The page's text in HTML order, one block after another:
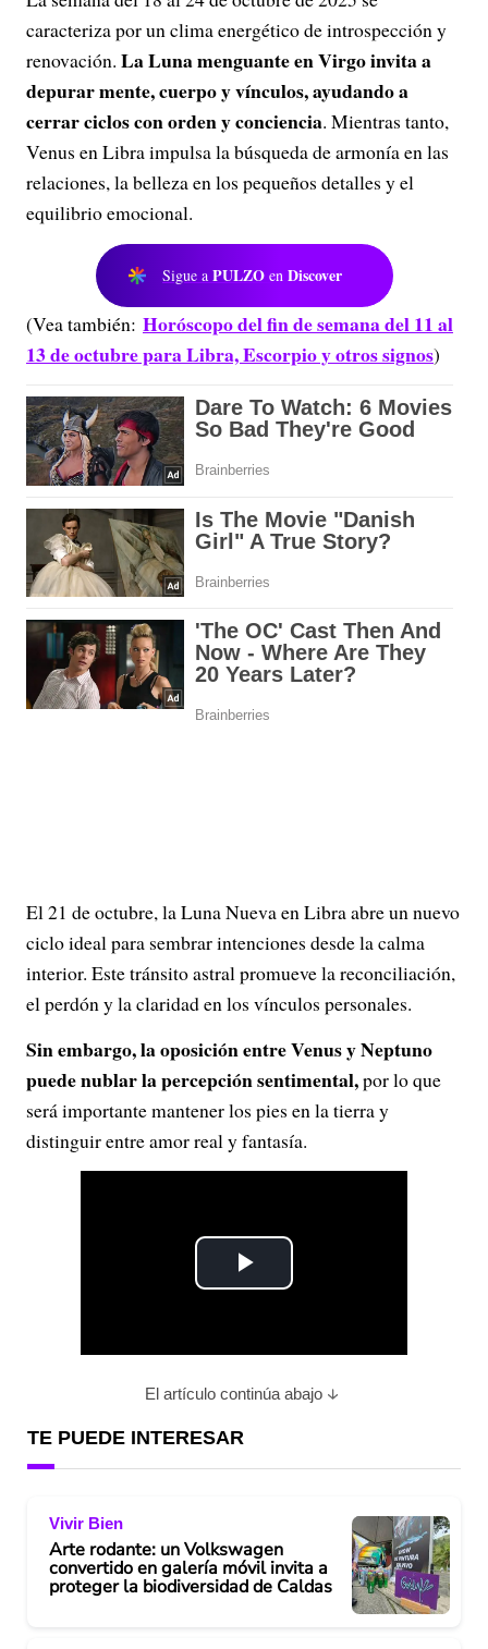
caracteriza por un clima energético de introspección y
renovación. La Luna menguante en Virgo invita a
depurar mente, cuerpo y vínculos, ayudando a
cerrar ciclos con orden y conciencia. Mientras tanto,
Venus en Libra impulsa la búsqueda de armonía en las
relaciones, la belleza en los pequeños detalles y el
equilibrio emocional.
Sigue a PULZO en Discover
(Vea también: Horóscopo del fin de semana del 11 al
13 de octubre para Libra, Escorpio y otros signos)
El 21 de octubre, la Luna Nueva en Libra abre un nuevo
ciclo ideal para sembrar intenciones desde la calma
interior. Este tránsito astral promueve la reconciliación,
el perdón y la claridad en los vínculos personales.
Sin embargo, la oposición entre Venus y Neptuno
puede nublar la percepción sentimental,por lo que
será importante mantener los pies en la tierra y
distinguir entre amor real y fantasía.
P
a
d
El artículo continúa abajo
TE PUEDE INTERESAR
Vivir Bien
Arte rodante: un Volkswagen
convertido en galería móvil invita a
proteger la biodiversidad de Caldas